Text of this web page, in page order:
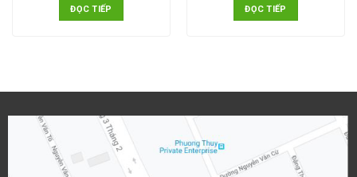
ĐỌC TIẾP ĐỌC TIẾP